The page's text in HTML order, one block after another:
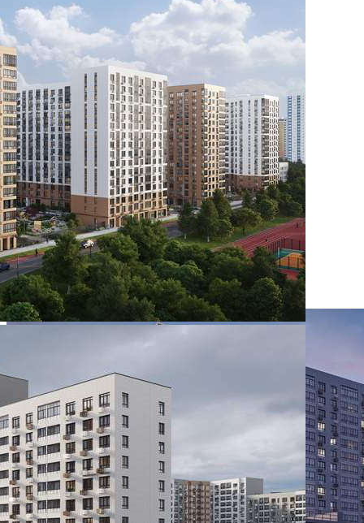
109871
Дата размещения
27.08.2025
Город
Химки
Адрес
Комсомольская улица, д.1
Расположено
Этаж
-1
Предлагается
Продажа
Желаемый / подходящий вид деятельности
Не указано
Назначение
Не указано
Размер площади (м2)
3.4
Цена за помещение
557 000 руб.
О помещении